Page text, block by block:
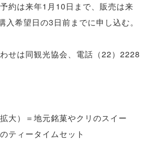
約は来年1月10日まで、販売は来
入希望日の3日前までに申し込む。
せは同観光協会、電話（22）2228
拡大）＝地元銘菓やクリのスイー
ティータイムセット